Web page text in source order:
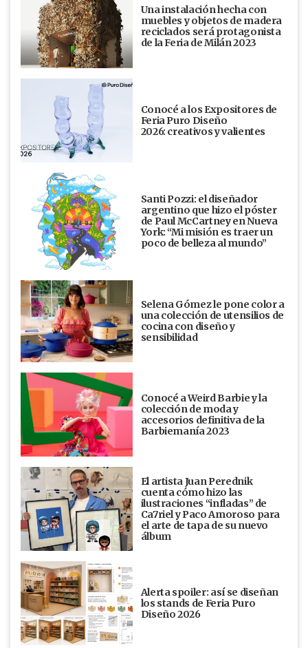
Una instalación hecha con
muebles y objetos de madera
reciclados será protagonista
de la Feria de Milán 2023
Conocé a los Expositores de
Feria Puro Diseño
2026: creativos y valientes
Santi Pozzi: el diseñador
argentino que hizo el póster
de Paul McCartney en Nueva
York: “Mi misión es traer un
poco de belleza al mundo”
Selena Gómez le pone color a
una colección de utensilios de
cocina con diseño y
sensibilidad
Conocé a Weird Barbie y la
colección de moda y
accesorios definitiva de la
Barbiemanía 2023
El artista Juan Perednik
cuenta cómo hizo las
ilustraciones “infladas” de
Ca7riel y Paco Amoroso para
el arte de tapa de su nuevo
álbum
Alerta spoiler: así se diseñan
los stands de Feria Puro
Diseño 2026